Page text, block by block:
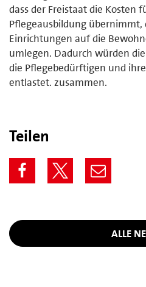
dass der Freistaat die Kosten
Pflegeausbildung übernimmt,
Einrichtungen auf die
umlegen. Dadurch würden
die Pflegebedürftigen und
entlastet. zusammen.
Teilen
ALLE